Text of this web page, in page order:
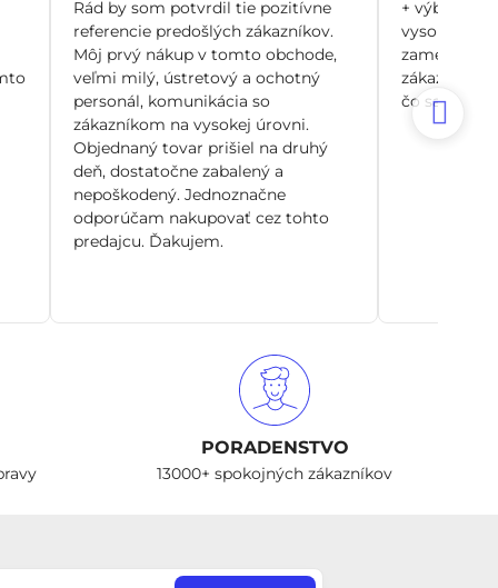
5
Rád by som potvrdil tie pozitívne
referencie predošlých zákazníkov.
Môj prvý nákup v tomto obchode,
veľmi milý, ústretový a ochotný
personál, komunikácia so
zákazníkom na vysokej úrovni.
Objednaný tovar prišiel na druhý
deň, dostatočne zabalený a
nepoškodený. Jednoznačne
odporúčam nakupovať cez tohto
predajcu. Ďakujem.
+ výborný
vysoko
zamerané
zákazníka,
čo sa dá.
PORADENSTVO
13000+ spokojných zákazníkov